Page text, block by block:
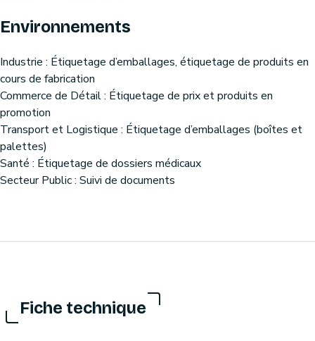
Environnements
Industrie : Étiquetage d’emballages, étiquetage de produits en
cours de fabrication
Commerce de Détail : Étiquetage de prix et produits en
promotion
Transport et Logistique : Étiquetage d’emballages (boîtes et
palettes)
Santé : Étiquetage de dossiers médicaux
Secteur Public : Suivi de documents
Fiche technique